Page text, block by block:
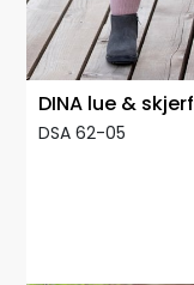
DINA lue & skjerf
DSA 62-05